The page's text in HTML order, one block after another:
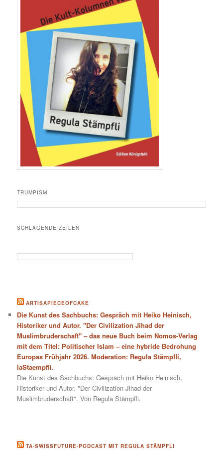
TRUMPISM
SCHLAGENDE ZEILEN
ARTISAPIECEOFCAKE
Die Kunst des Sachbuchs: Gespräch mit Heiko Heinisch,
Historiker und Autor. "Der Civilization Jihad der
Muslimbruderschaft" – das neue Buch beim Nomos-Verlag
mit dem Titel: Politischer Islam – eine hybride Bedrohung
Europas Frühjahr 2026. Moderation: Regula Stämpfli,
laStaempfli.
Die Kunst des Sachbuchs: Gespräch mit Heiko Heinisch,
Historiker und Autor. "Der Civilization Jihad der
Muslimbruderschaft". Von Regula Stämpfli.
TA-SWISSFUTURE-PODCAST MIT REGULA STÄMPFLI